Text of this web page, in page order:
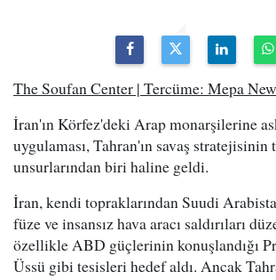
The Soufan Center | Tercüme: Mepa
İran'ın Körfez'deki Arap monarşilerine
uygulaması, Tahran'ın savaş stratejisinin
unsurlarından biri haline geldi.
İran, kendi topraklarından Suudi
füze ve insansız hava aracı saldırıları
özellikle ABD güçlerinin konuşlandığı
Üssü gibi tesisleri hedef aldı. Ancak